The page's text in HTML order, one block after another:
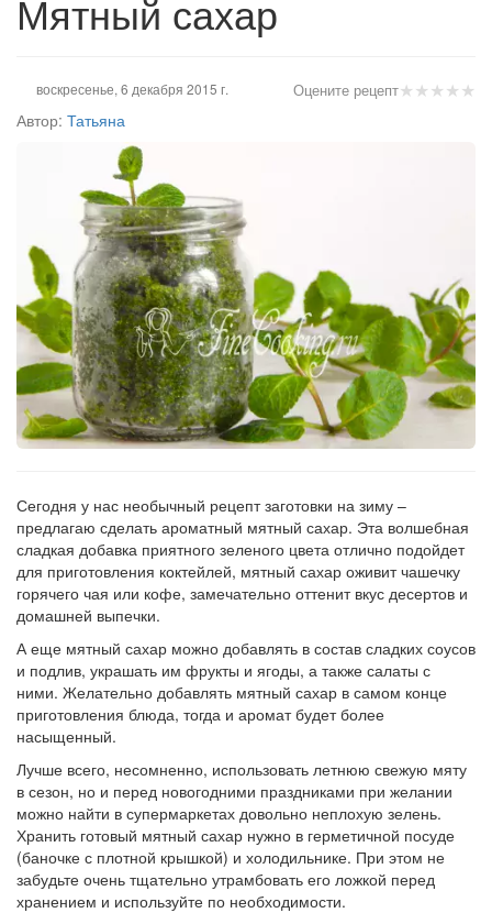
Мятный сахар
★★★★★
Оцените рецепт
воскресенье, 6 декабря 2015 г.
Автор: Татьяна
Сегодня у нас необычный рецепт заготовки на зиму –
предлагаю сделать ароматный мятный сахар. Эта волшебная
сладкая добавка приятного зеленого цвета отлично подойдет
для приготовления коктейлей, мятный сахар оживит чашечку
горячего чая или кофе, замечательно оттенит вкус десертов и
домашней выпечки.
А еще мятный сахар можно добавлять в состав сладких соусов
и подлив, украшать им фрукты и ягоды, а также салаты с
ними. Желательно добавлять мятный сахар в самом конце
приготовления блюда, тогда и аромат будет более
насыщенный.
Лучше всего, несомненно, использовать летнюю свежую мяту
в сезон, но и перед новогодними праздниками при желании
можно найти в супермаркетах довольно неплохую зелень.
Хранить готовый мятный сахар нужно в герметичной посуде
(баночке с плотной крышкой) и холодильнике. При этом не
забудьте очень тщательно утрамбовать его ложкой перед
хранением и используйте по необходимости.